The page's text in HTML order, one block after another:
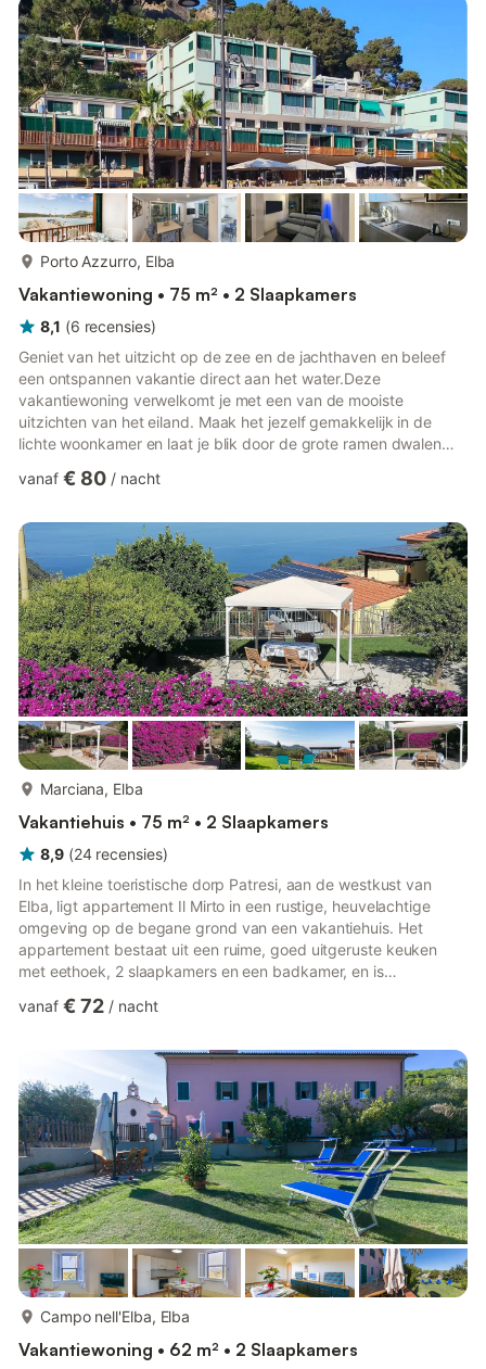
Porto Azzurro, Elba
Vakantiewoning • 75 m² • 2 Slaapkamers
8,1 (6 recensies)
Geniet van het uitzicht op de zee en de jachthaven en beleef
een ontspannen vakantie direct aan het water.Deze
vakantiewoning verwelkomt je met een van de mooiste
uitzichten van het eiland. Maak het jezelf gemakkelijk in de
lichte woonkamer en laat je blik door de grote ramen dwalen
gemoderniseerde appartement combineert aangenaam
eettafel, plan de excursies van de dag of geniet van de
bijzondere sfeer als de boten in en uit de haven varen. De
praktische keuken heeft alles wat je n...
vanaf € 80 / nacht
Marciana, Elba
Vakantiehuis • 75 m² • 2 Slaapkamers
8,9 (24 recensies)
In het kleine toeristische dorp Patresi, aan de westkust van
Elba, ligt appartement Il Mirto in een rustige, heuvelachtige
omgeving op de begane grond van een vakantiehuis. Het
appartement bestaat uit een ruime, goed uitgeruste keuken
met eethoek, 2 slaapkamers en een badkamer, en is
jullie over wifi en satelliet-tv. Op het terrein is een parkeerplaats
ontspannen onder de mediterrane zon, met een verzorgde tuin
met typische beplanting en een terras met tuinmeubilair en...
vanaf € 72 / nacht
Campo nell'Elba, Elba
Vakantiewoning • 62 m² • 2 Slaapkamers